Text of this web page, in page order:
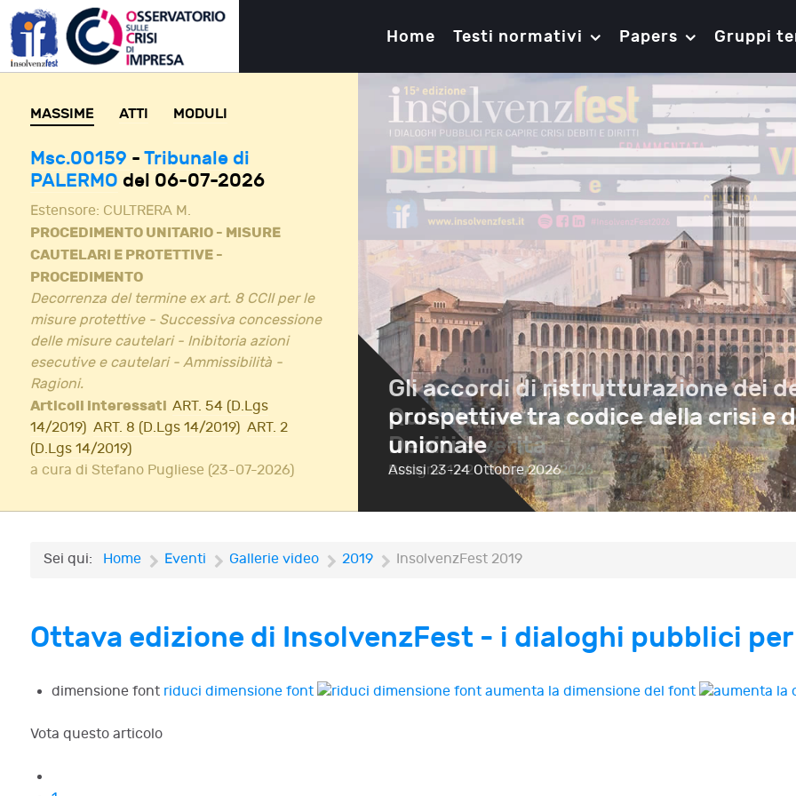
Home Testi normativi Papers Gruppi
MASSIME ATTI MODULI
Msc.00159 - Tribunale di
PALERMO del 06-07-2026
Estensore: CULTRERA M.
PROCEDIMENTO UNITARIO - MISURE
CAUTELARI E PROTETTIVE -
PROCEDIMENTO
Decorrenza del termine ex art. 8 CCII per le
misure protettive - Successiva concessione
delle misure cautelari - Inibitoria azioni
esecutive e cautelari - Ammissibilità -
Ragioni.
Articoli interessati ART. 54 (D.Lgs
14/2019) ART. 8 (D.Lgs 14/2019) ART. 2
(D.Lgs 14/2019)
a cura di Stefano Pugliese (23-07-2026)
Iscriviti!
di InsolvenzFest
Gli accordi di ristrutturazione dei
prospettive tra codice della crisi e
unionale
Assisi 23-24 Ottobre 2026
Sei qui: Home Eventi Gallerie video 2019 InsolvenzFest 2019
Ottava edizione di InsolvenzFest - i dialoghi pubblici
dimensione font riduci dimensione font aumenta la dimensione del font
Vota questo articolo